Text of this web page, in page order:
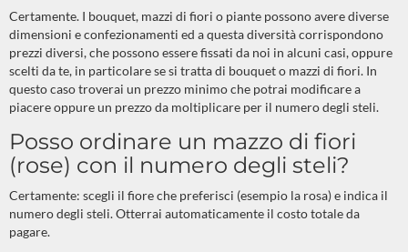
Certamente. I bouquet, mazzi di fiori o piante possono avere diverse
dimensioni e confezionamenti ed a questa diversità corrispondono
prezzi diversi, che possono essere fissati da noi in alcuni casi, oppure
scelti da te, in particolare se si tratta di bouquet o mazzi di fiori. In
questo caso troverai un prezzo minimo che potrai modificare a
piacere oppure un prezzo da moltiplicare per il numero degli steli.
Posso ordinare un mazzo di fiori
(rose) con il numero degli steli?
Certamente: scegli il fiore che preferisci (esempio la rosa) e indica il
numero degli steli. Otterrai automaticamente il costo totale da
pagare.